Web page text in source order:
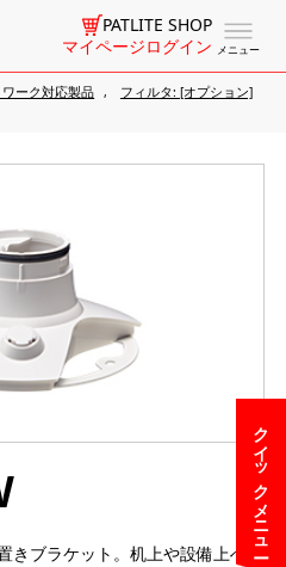
メニュー
PATLITE SHOP
マイページログイン
クイックメニュー
ーク対応製品
フィルタ: [オプション]
きブラケット。机上や設備上へ設